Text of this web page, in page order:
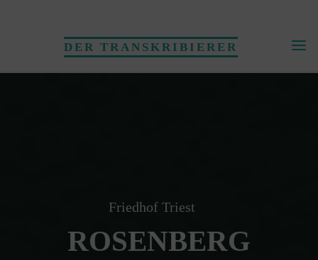
DER TRANSKRIBIERER
Friedhof Triest
ROSENBERG